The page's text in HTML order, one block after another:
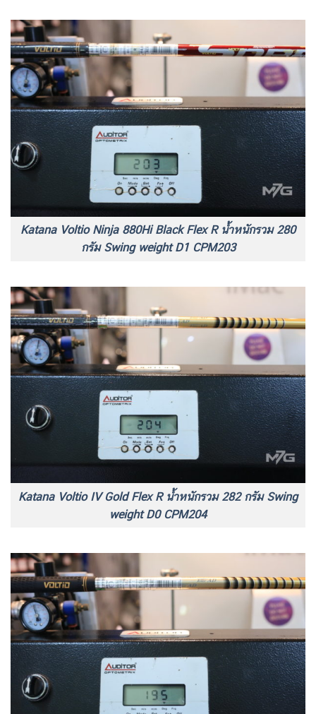
Katana Voltio Ninja 880Hi Black Flex R น้ำหนักรวม 280
กรัม Swing weight D1 CPM203
Katana Voltio IV Gold Flex R น้ำหนักรวม 282 กรัม Swing
weight D0 CPM204